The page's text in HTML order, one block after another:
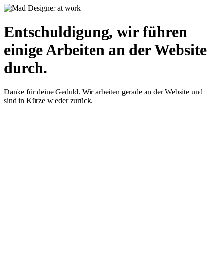
Entschuldigung, wir führen
einige Arbeiten an der Website
durch.
Danke für deine Geduld. Wir arbeiten gerade an der Website und
sind in Kürze wieder zurück.